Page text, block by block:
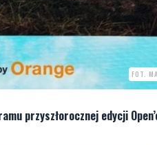
FOT.
przyszłorocznej edycji